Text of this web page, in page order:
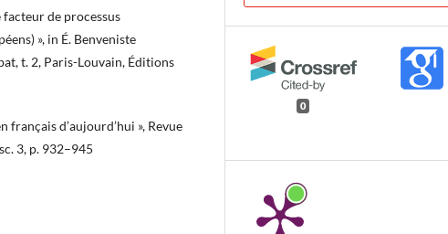
facteur de processus
», in É. Benveniste
t. 2, Paris-Louvain, Éditions
d’aujourd’hui », Revue
3, p. 932–945
0